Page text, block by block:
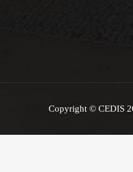
Copyright © CEDIS